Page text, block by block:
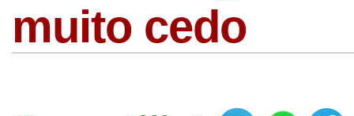
muito cedo